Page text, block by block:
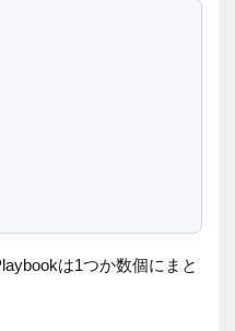
は1つか数個にまと